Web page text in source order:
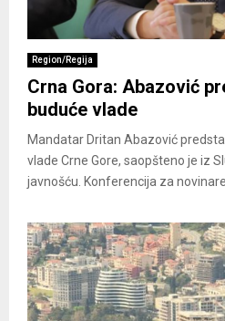
Region/Regija
Crna Gora: Abazović
buduće vlade
Mandatar Dritan Abazović
vlade Crne Gore, saopšteno je iz
javnošću. Konferencija za